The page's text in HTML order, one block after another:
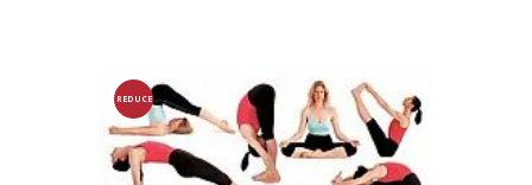
REDUCE
RE!